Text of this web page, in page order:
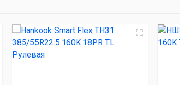
38 220.00 ₽